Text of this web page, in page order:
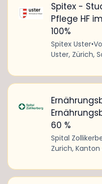
Spitex -
Pflege HF
100%
Spitex Uster•
Uster, Zürich,
60 %
Spital
Zurich,